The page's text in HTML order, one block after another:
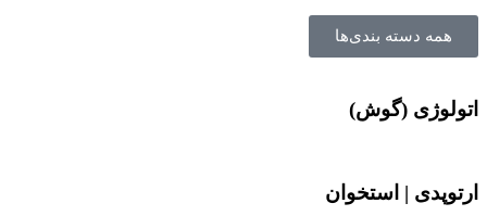
همه دسته بندی‌ها
اتولوژی (گوش)
ارتوپدی | استخوان